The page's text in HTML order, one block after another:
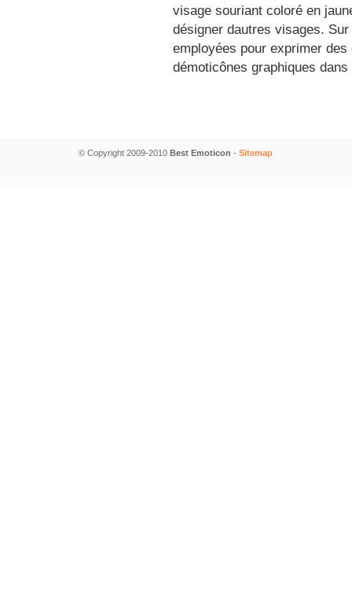
visage souriant coloré en
désigner dautres visages.
employées pour exprimer
démoticônes graphiques
© Copyright 2009-2010 Best Emoticon - Sitemap